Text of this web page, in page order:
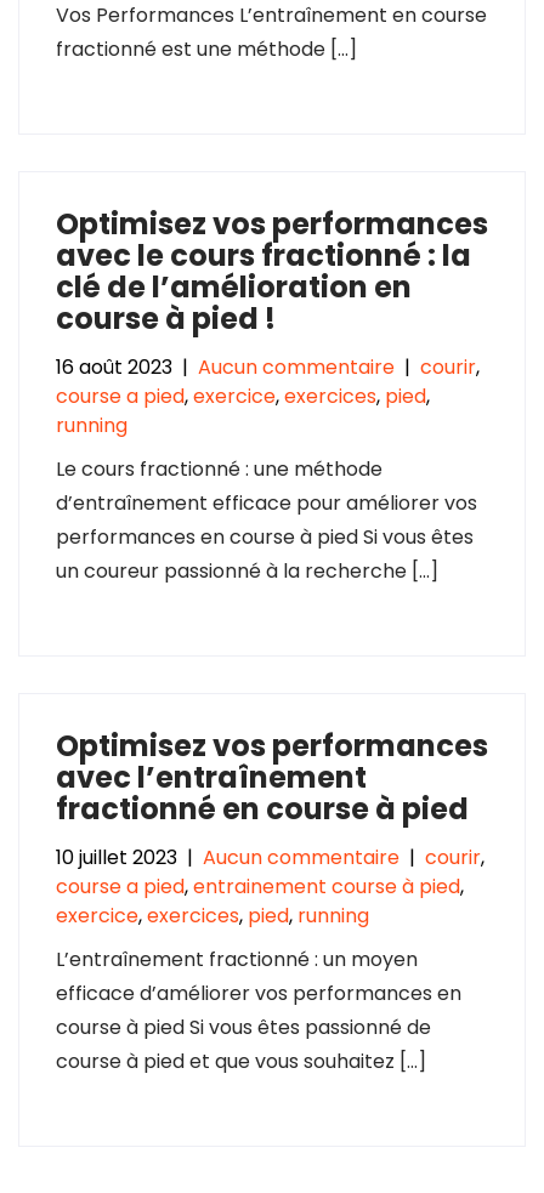
Vos Performances L’entraînement en course
fractionné est une méthode […]
Optimisez vos performances
avec le cours fractionné : la
clé de l’amélioration en
course à pied !
16 août 2023 | Aucun commentaire | courir,
course a pied,exercice,exercices, pied,
running
Le cours fractionné : une méthode
d’entraînement efficace pour améliorer vos
performances en course à pied Si vous êtes
un coureur passionné à la recherche […]
Optimisez vos performances
avec l’entraînement
fractionné en course à pied
10 juillet 2023 | Aucun commentaire | courir,
course a pied,entrainement course à pied,
exercice,exercices, pied, running
L’entraînement fractionné : un moyen
efficace d’améliorer vos performances en
course à pied Si vous êtes passionné de
course à pied et que vous souhaitez […]